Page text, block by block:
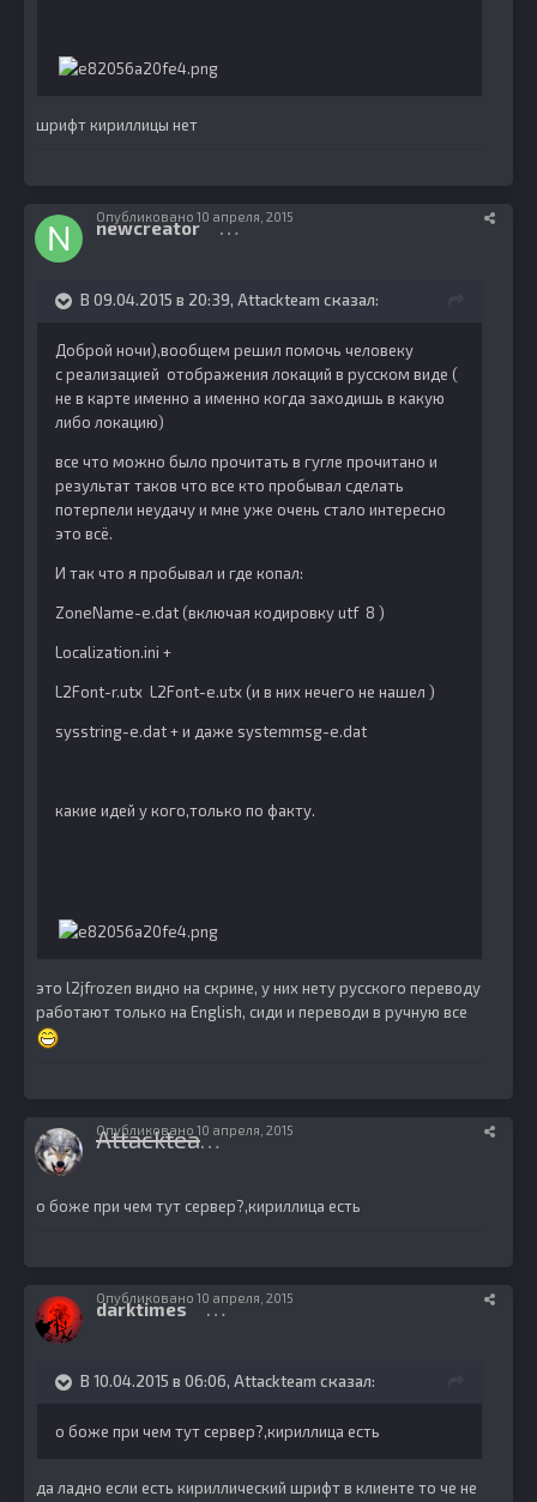
шрифт кириллицы нет
newcreator 50
Опубликовано 10 апреля, 2015
В 09.04.2015 в 20:39, Attackteam сказал:
Доброй ночи),вообщем решил помочь человеку
с реализацией отображения локаций в русском виде (
не в карте именно а именно когда заходишь в какую
либо локацию)
все что можно было прочитать в гугле прочитано и
результат таков что все кто пробывал сделать
потерпели неудачу и мне уже очень стало интересно
это всё.
И так что я пробывал и где копал:
ZoneName-e.dat (включая кодировку utf 8 )
Localization.ini +
L2Font-r.utx L2Font-e.utx (и в них нечего не нашел )
sysstring-e.dat + и даже systemmsg-e.dat
какие идей у кого,только по факту.
это l2jfrozen видно на скрине, у них нету русского переводу
работают только на English, сиди и переводи в ручную все
Attackteam 9
Опубликовано 10 апреля, 2015
о боже при чем тут сервер?,кириллица есть
darktimes 145
Опубликовано 10 апреля, 2015
В 10.04.2015 в 06:06, Attackteam сказал:
о боже при чем тут сервер?,кириллица есть
да ладно если есть кириллический шрифт в клиенте то че не